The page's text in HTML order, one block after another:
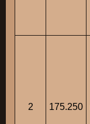
2 175.250